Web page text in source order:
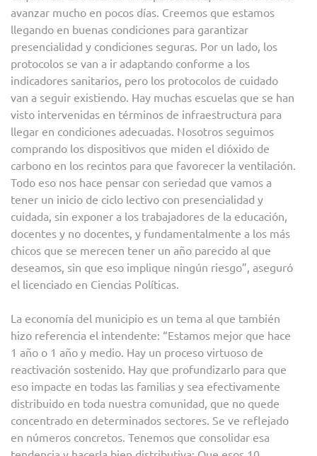
avanzar mucho en pocos días. Creemos que estamos
llegando en buenas condiciones para garantizar
presencialidad y condiciones seguras. Por un lado, los
protocolos se van a ir adaptando conforme a los
indicadores sanitarios, pero los protocolos de cuidado
van a seguir existiendo. Hay muchas escuelas que se han
visto intervenidas en términos de infraestructura para
llegar en condiciones adecuadas. Nosotros seguimos
comprando los dispositivos que miden el dióxido de
carbono en los recintos para que favorecer la ventilación.
Todo eso nos hace pensar con seriedad que vamos a
tener un inicio de ciclo lectivo con presencialidad y
cuidada, sin exponer a los trabajadores de la educación,
docentes y no docentes, y fundamentalmente a los más
chicos que se merecen tener un año parecido al que
deseamos, sin que eso implique ningún riesgo”, aseguró
el licenciado en Ciencias Políticas.
La economía del municipio es un tema al que también
hizo referencia el intendente: “Estamos mejor que hace
1 año o 1 año y medio. Hay un proceso virtuoso de
reactivación sostenido. Hay que profundizarlo para que
eso impacte en todas las familias y sea efectivamente
distribuido en toda nuestra comunidad, que no quede
concentrado en determinados sectores. Se ve reflejado
en números concretos. Tenemos que consolidar esa